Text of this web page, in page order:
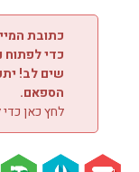
דילוג לתוכן
כתובת
כדי לפתוח
שים לב!
הספאם.
לחץ כאן